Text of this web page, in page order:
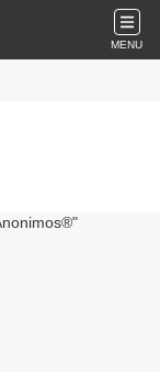
MENU